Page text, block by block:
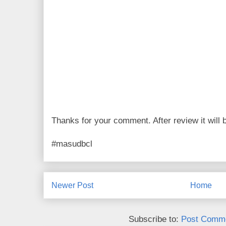
Thanks for your comment. After review it will
#masudbcl
Newer Post Home
Subscribe to: Post